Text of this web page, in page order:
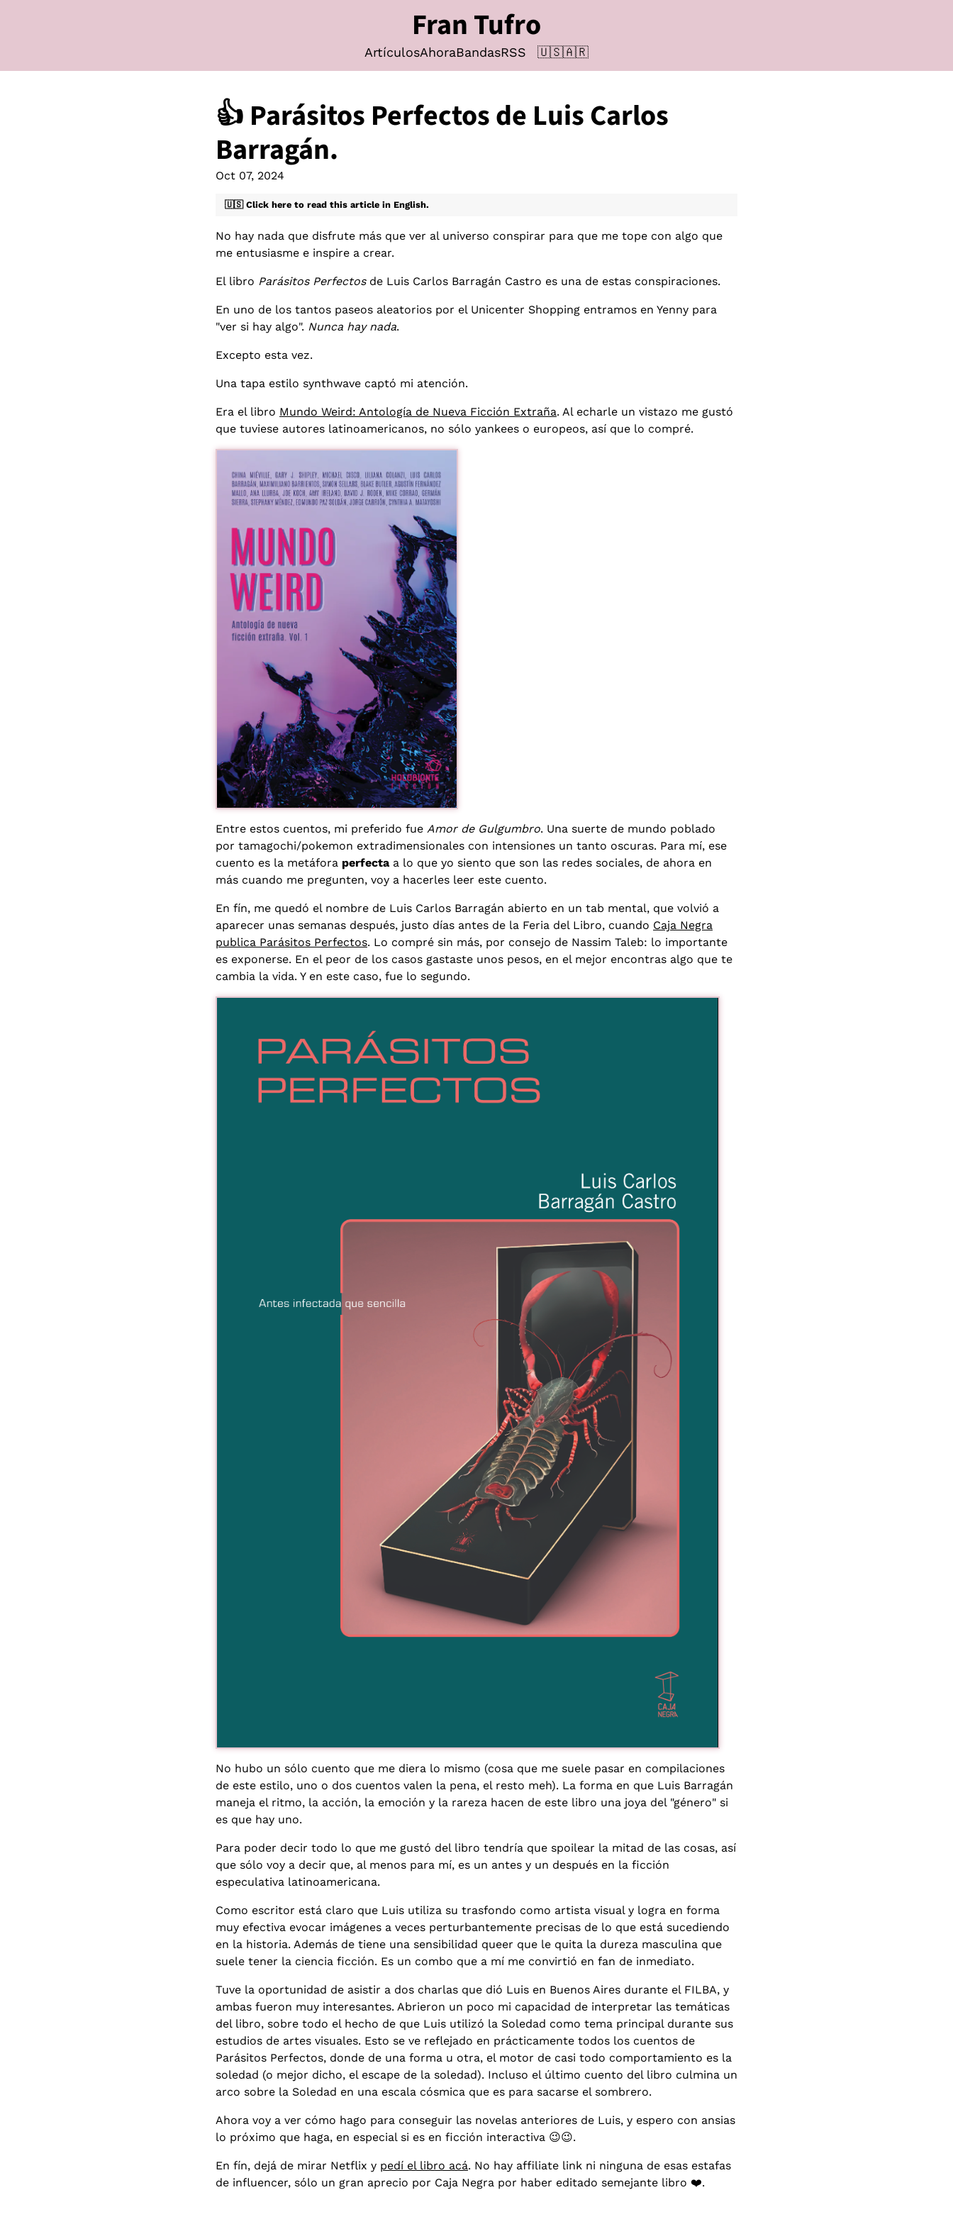
Fran Tufro
ArtículosAhoraBandasRSS 🇺🇸🇦🇷
👍 Parásitos Perfectos de Luis Carlos
Barragán.
Oct 07, 2024
🇺🇸 Click here to read this article in English.
No hay nada que disfrute más que ver al universo conspirar para que me tope con algo que
me entusiasme e inspire a crear.
El libro Parásitos Perfectosde Luis Carlos Barragán Castro es una de estas conspiraciones.
En uno de los tantos paseos aleatorios por el Unicenter Shopping entramos en Yenny para
"ver si hay algo". Nunca hay nada.
Excepto esta vez.
Una tapa estilo synthwave captó mi atención.
Era el libro Mundo Weird: Antología de Nueva Ficción Extraña. Al echarle un vistazo me gustó
que tuviese autores latinoamericanos, no sólo yankees o europeos, así que lo compré.
Entre estos cuentos, mi preferido fue Amor de Gulgumbro. Una suerte de mundo poblado
por tamagochi/pokemon extradimensionales con intensiones un tanto oscuras. Para mí, ese
cuento es la metáfora perfecta a lo que yo siento que son las redes sociales, de ahora en
más cuando me pregunten, voy a hacerles leer este cuento.
En fín, me quedó el nombre de Luis Carlos Barragán abierto en un tab mental, que volvió a
aparecer unas semanas después, justo días antes de la Feria del Libro, cuando Caja Negra
publica Parásitos Perfectos. Lo compré sin más, por consejo de Nassim Taleb: lo importante
es exponerse. En el peor de los casos gastaste unos pesos, en el mejor encontras algo que te
cambia la vida. Y en este caso, fue lo segundo.
No hubo un sólo cuento que me diera lo mismo (cosa que me suele pasar en compilaciones
de este estilo, uno o dos cuentos valen la pena, el resto meh). La forma en que Luis Barragán
maneja el ritmo, la acción, la emoción y la rareza hacen de este libro una joya del "género" si
es que hay uno.
Para poder decir todo lo que me gustó del libro tendría que spoilear la mitad de las cosas, así
que sólo voy a decir que, al menos para mí, es un antes y un después en la ficción
especulativa latinoamericana.
Como escritor está claro que Luis utiliza su trasfondo como artista visual y logra en forma
muy efectiva evocar imágenes a veces perturbantemente precisas de lo que está sucediendo
en la historia. Además de tiene una sensibilidad queer que le quita la dureza masculina que
suele tener la ciencia ficción. Es un combo que a mí me convirtió en fan de inmediato.
Tuve la oportunidad de asistir a dos charlas que dió Luis en Buenos Aires durante el FILBA, y
ambas fueron muy interesantes. Abrieron un poco mi capacidad de interpretar las temáticas
del libro, sobre todo el hecho de que Luis utilizó la Soledad como tema principal durante sus
estudios de artes visuales. Esto se ve reflejado en prácticamente todos los cuentos de
Parásitos Perfectos, donde de una forma u otra, el motor de casi todo comportamiento es la
soledad (o mejor dicho, el escape de la soledad). Incluso el último cuento del libro culmina un
arco sobre la Soledad en una escala cósmica que es para sacarse el sombrero.
Ahora voy a ver cómo hago para conseguir las novelas anteriores de Luis, y espero con ansias
lo próximo que haga, en especial si es en ficción interactiva 😉😉.
En fín, dejá de mirar Netflix y pedí el libro acá. No hay affiliate link ni ninguna de esas estafas
de influencer, sólo un gran aprecio por Caja Negra por haber editado semejante libro ❤️.